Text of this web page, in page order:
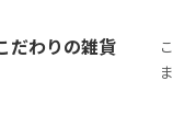
だわりの雑貨